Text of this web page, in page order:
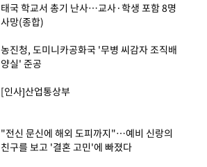
태국 학교서 총기 난사…교사·학생 포함 8명
사망(종합)
농진청, 도미니카공화국 '무병 씨감자 조직배
양실' 준공
[인사]산업통상부
"전신 문신에 해외 도피까지"…예비 신랑의
친구를 보고 '결혼 고민'에 빠졌다